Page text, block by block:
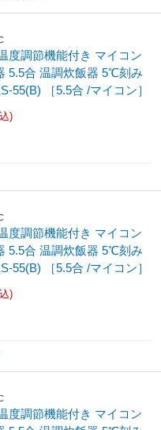
度調節機能付き マイコン
5.5合 温調炊飯器 5℃刻み
55(B) ［5.5合 /マイコン］
)
度調節機能付き マイコン
5.5合 温調炊飯器 5℃刻み
55(B) ［5.5合 /マイコン］
)
度調節機能付き マイコン